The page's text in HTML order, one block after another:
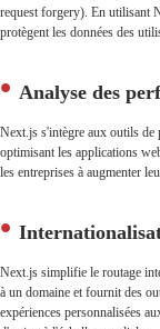
request forgery). En utilisant
protègent les données des
Analyse des
Next.js s'intègre aux outils de
optimisant les applications
les entreprises à augmenter
Next.js simplifie le routage
à un domaine et fournit des
expériences personnalisées